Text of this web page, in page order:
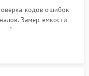
кодов ошибок
Замер емкости
станции зарядки.
падения для